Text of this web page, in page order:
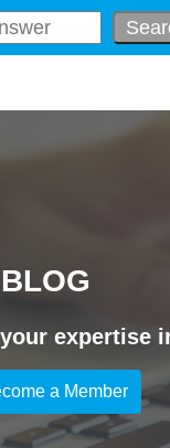
expertise
a Member